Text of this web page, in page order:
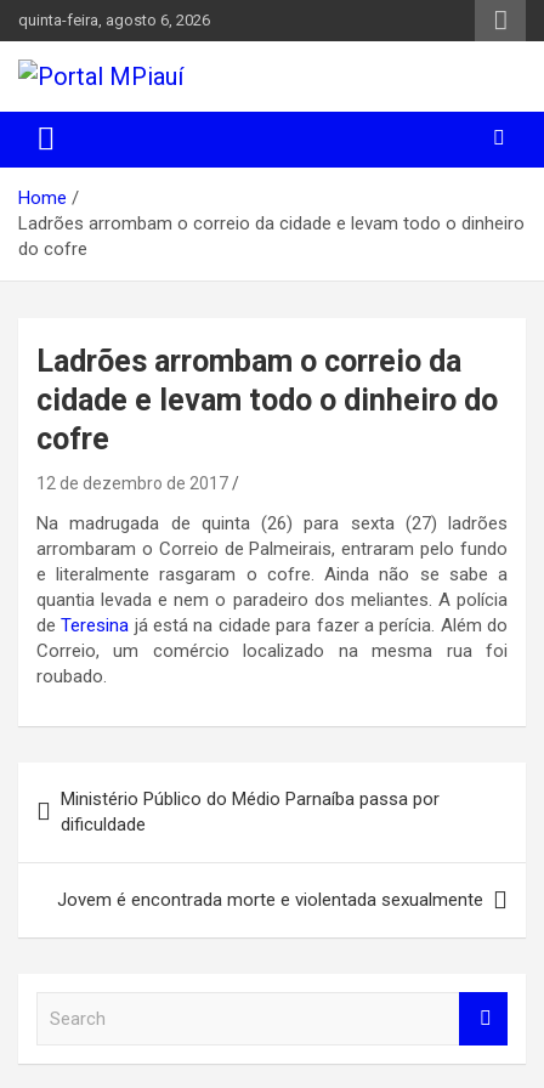
to
content
quinta-feira, agosto 6, 2026
Portal MPiauí
Parnaíba
Home
Ladrões arrombam o correio da cidade e levam todo o dinheiro
do cofre
Ladrões arrombam o correio da
cidade e levam todo o dinheiro do
cofre
12 de dezembro de 2017
Na madrugada de quinta (26) para sexta (27) ladrões
arrombaram o Correio de Palmeirais, entraram pelo fundo
e literalmente rasgaram o cofre. Ainda não se sabe a
quantia levada e nem o paradeiro dos meliantes. A polícia
deTeresina já está na cidade para fazer a perícia. Além do
Correio, um comércio localizado na mesma rua foi
roubado.
de
Post
Ministério Público do Médio Parnaíba passa por
dificuldade
Jovem é encontrada morte e violentada sexualmente